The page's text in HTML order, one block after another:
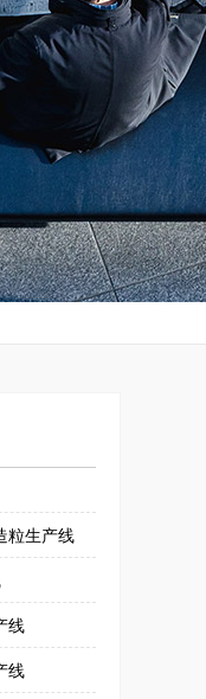
粒生产线
线
线